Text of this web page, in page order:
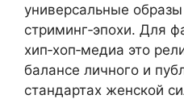
универсальные
стриминг‑эпохи. Для
хип‑хоп‑медиа это
балансе личного и
стандартах женской